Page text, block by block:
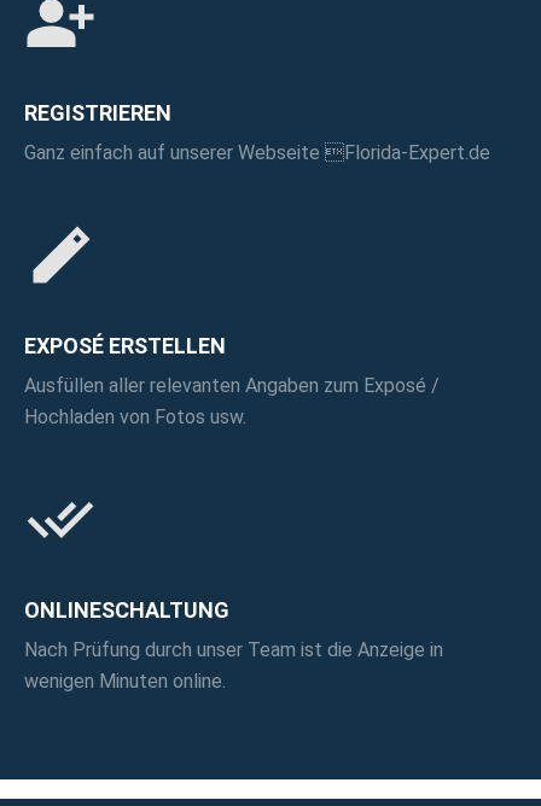
REGISTRIEREN
Ganz einfach auf unserer Webseite Florida-Expert.de
EXPOSÉ ERSTELLEN
Ausfüllen aller relevanten Angaben zum Exposé /
Hochladen von Fotos usw.
ONLINESCHALTUNG
Nach Prüfung durch unser Team ist die Anzeige in
wenigen Minuten online.